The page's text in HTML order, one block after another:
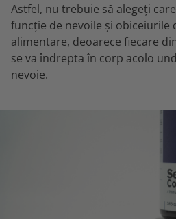
Astfel, nu trebuie să alegeți
funcție de nevoile și obiceiurile
alimentare, deoarece fiecare
se va îndrepta în corp acolo
nevoie.